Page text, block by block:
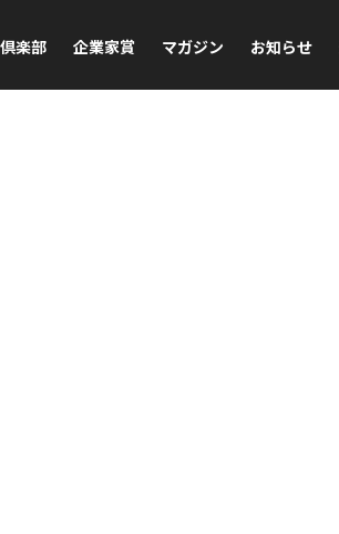
楽部 企業家賞 マガジン お知らせ